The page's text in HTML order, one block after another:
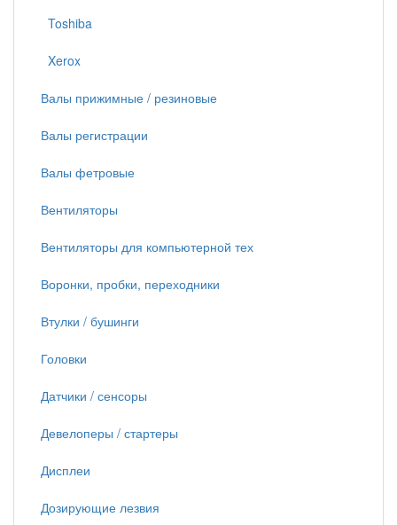
Toshiba
Xerox
Валы прижимные / резиновые
Валы регистрации
Валы фетровые
Вентиляторы
Вентиляторы для компьютерной тех
Воронки, пробки, переходники
Втулки / бушинги
Головки
Датчики / сенсоры
Девелоперы / стартеры
Дисплеи
Дозирующие лезвия